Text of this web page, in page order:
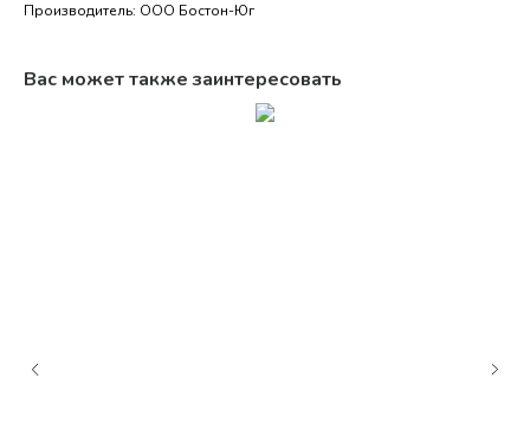
Производитель: ООО Бостон-Юг
Вас может также заинтересовать